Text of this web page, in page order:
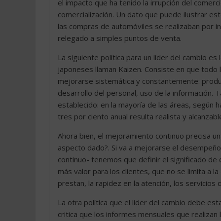
el impacto que ha tenido la irrupción del
comercialización. Un dato que puede ilustrar
las compras de automóviles se realizaban por
relegado a simples puntos de venta.
La siguiente política para un líder del cambio
japoneses llaman Kaizen. Consiste en que
mejorarse sistemática y constantemente:
desarrollo del personal, uso de la información.
establecido: en la mayoría de las áreas, según
tres por ciento anual resulta realista y
Ahora bien, el mejoramiento continuo precisa
aspecto dado?. Si va a mejorarse el
continuo- tenemos que definir el significado de
más valor para los clientes, que no se limita a
prestan, la rapidez en la atención, los servicios
La otra política que el líder del cambio debe
critica que los informes mensuales que